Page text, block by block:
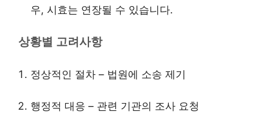
우, 시효는 연장될 수 있습니다.
상황별 고려사항
정상적인 절차 – 법원에 소송 제기
행정적 대응 – 관련 기관의 조사 요청